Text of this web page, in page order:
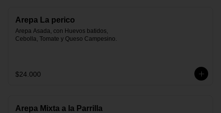
Arepa La perico
Arepa Asada, con Huevos batidos,
Cebolla, Tomate y Queso Campesino.
$24.000
Arepa Mixta a la Parrilla